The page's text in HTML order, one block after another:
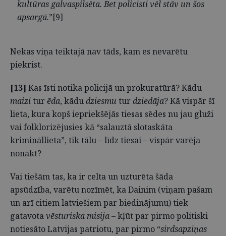
kultūras galvaspilsēta. Bet policisti vēl stāv un šos
apsargā.”[9]
Nekas viņa teiktajā nav tāds, kam es nevarētu
piekrist.
[13] Kas īsti notika policijā un prokuratūrā? Kādu
maizi turēda, kādudziesmu turdziedāja? Kā vispār šī
lieta, kura kopš iepriekšējās tiesas sēdes nu jau gluži
vai folklorizējusies kā “salauztā slotaskāta
krimināllieta”, tik tālu – līdz tiesai – vispār varēja
nonākt?
Vai tiešām tas, ka ir celta un uzturēta šāda
apsūdzība, varētu nozīmēt, ka Dainim (viņam pašam
un arī citiem latviešiem par biedinājumu) tiek
gatavotavēsturiska misija– kļūt par pirmo politiski
notiesāto Latvijas patriotu, par pirmo “sirdsapziņas